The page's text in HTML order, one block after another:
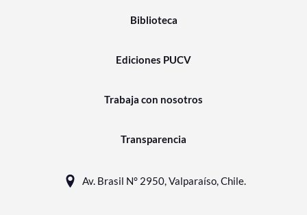
Biblioteca
Ediciones PUCV
Trabaja con nosotros
Transparencia
Av. Brasil N° 2950, Valparaíso, Chile.